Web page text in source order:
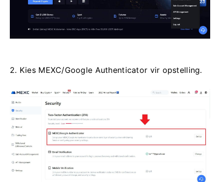
2. Kies MEXC/Google Authenticator vir opstelling.